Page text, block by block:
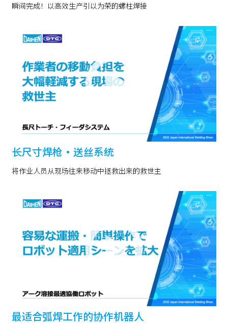
瞬间完成！以高效生产引以为荣的螺柱焊接
长尺寸焊枪・送丝系统
将作业人员从现场往来移动中拯救出来的救世主
最适合弧焊工作的协作机器人